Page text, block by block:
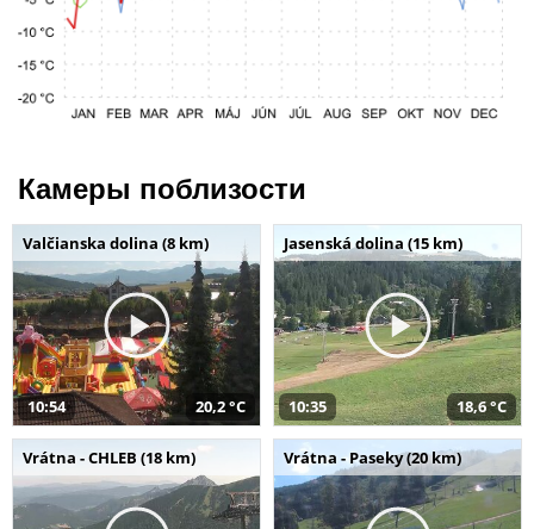
Камеры поблизости
Valčianska dolina (8 km)
10:54 20,2 °C
Jasenská dolina (15 km)
10:35 18,6 °C
Vrátna - CHLEB (18 km) Vrátna - Paseky (20 km)